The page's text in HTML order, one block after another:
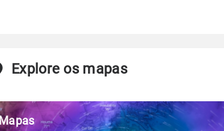
Explore os mapas